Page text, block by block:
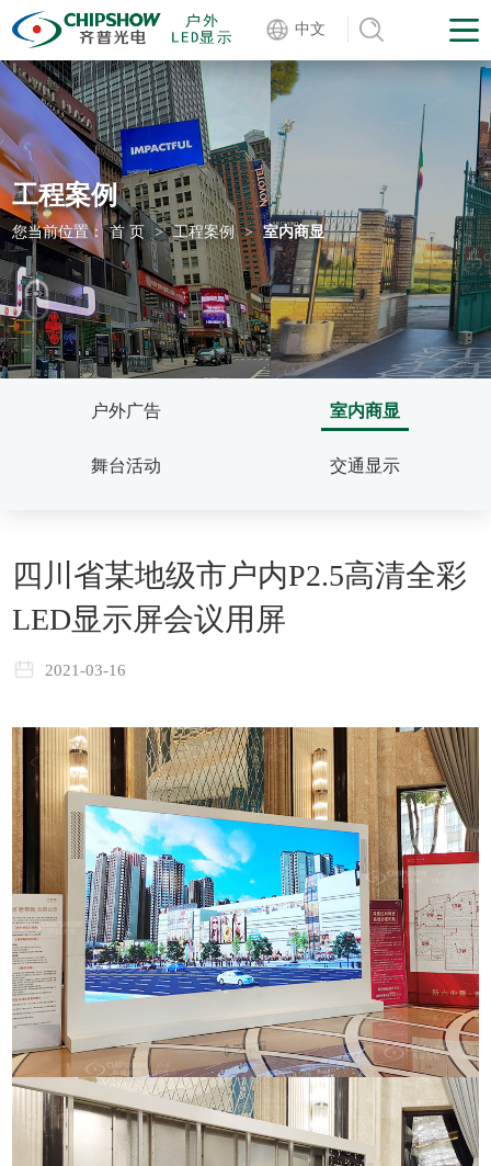
中文
工程案例
您当前位置： 首 页 > 工程案例 > 室内商显
户外广告 室内商显
舞台活动 交通显示
四川省某地级市户内P2.5高清全彩
LED显示屏会议用屏
2021-03-16